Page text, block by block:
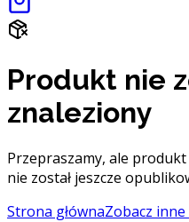
Produkt nie
znaleziony
Przepraszamy, ale
nie został jeszcze
Strona głównaZobacz